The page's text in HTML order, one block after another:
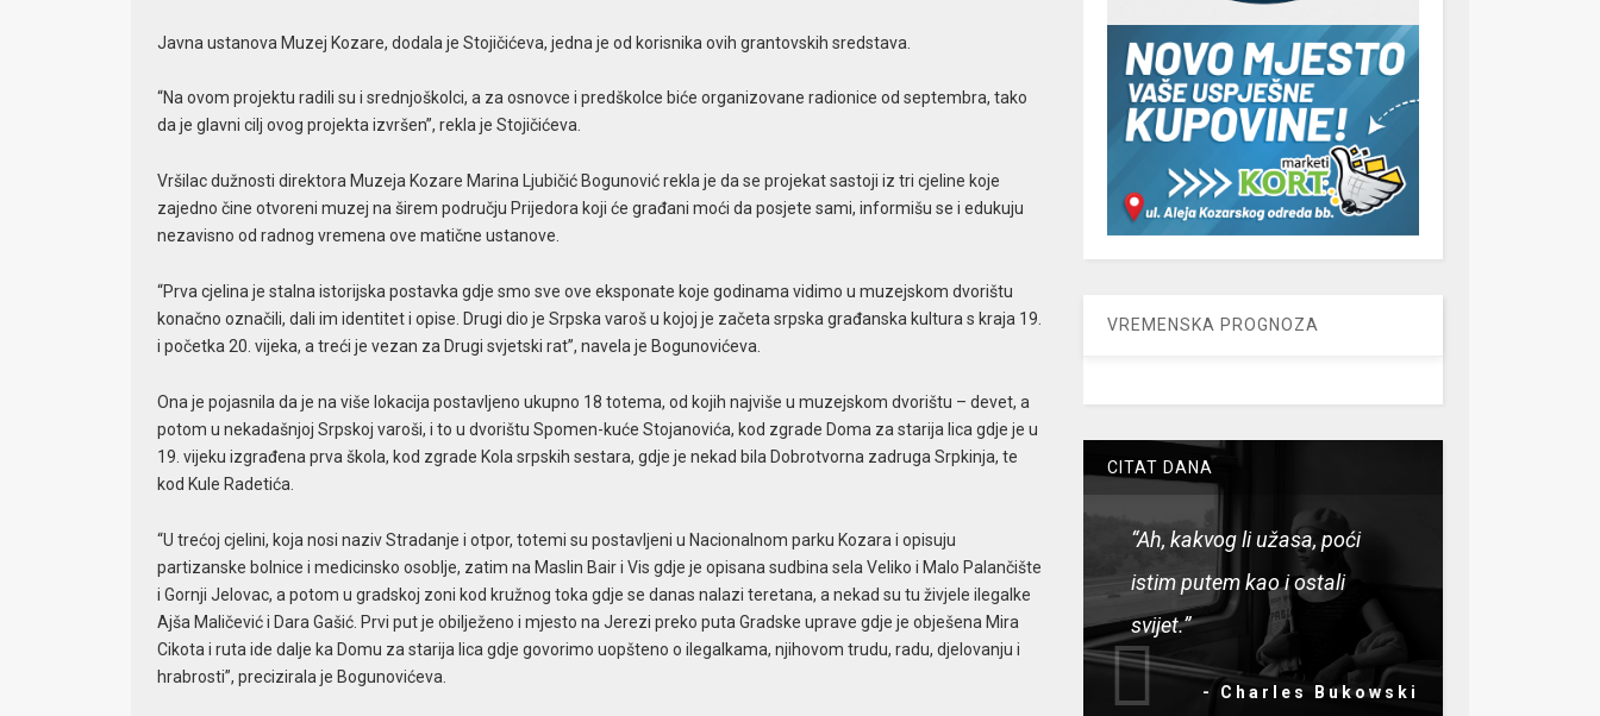
Javna ustanova Muzej Kozare, dodala je Stojičićeva, jedna je od korisnika ovih grantovskih sredstava.
“Na ovom projektu radili su i srednjoškolci, a za osnovce i predškolce biće organizovane radionice od septembra, tako
da je glavni cilj ovog projekta izvršen”, rekla je Stojičićeva.
Vršilac dužnosti direktora Muzeja Kozare Marina Ljubičić Bogunović rekla je da se projekat sastoji iz tri cjeline koje
zajedno čine otvoreni muzej na širem području Prijedora koji će građani moći da posjete sami, informišu se i edukuju
nezavisno od radnog vremena ove matične ustanove.
“Prva cjelina je stalna istorijska postavka gdje smo sve ove eksponate koje godinama vidimo u muzejskom dvorištu
konačno označili, dali im identitet i opise. Drugi dio je Srpska varoš u kojoj je začeta srpska građanska kultura s kraja 19.
i početka 20. vijeka, a treći je vezan za Drugi svjetski rat”, navela je Bogunovićeva.
Ona je pojasnila da je na više lokacija postavljeno ukupno 18 totema, od kojih najviše u muzejskom dvorištu – devet, a
potom u nekadašnjoj Srpskoj varoši, i to u dvorištu Spomen-kuće Stojanovića, kod zgrade Doma za starija lica gdje je u
19. vijeku izgrađena prva škola, kod zgrade Kola srpskih sestara, gdje je nekad bila Dobrotvorna zadruga Srpkinja, te
kod Kule Radetića.
“U trećoj cjelini, koja nosi naziv Stradanje i otpor, totemi su postavljeni u Nacionalnom parku Kozara i opisuju
partizanske bolnice i medicinsko osoblje, zatim na Maslin Bair i Vis gdje je opisana sudbina sela Veliko i Malo Palančište
i Gornji Jelovac, a potom u gradskoj zoni kod kružnog toka gdje se danas nalazi teretana, a nekad su tu živjele ilegalke
Ajša Maličević i Dara Gašić. Prvi put je obilježeno i mjesto na Jerezi preko puta Gradske uprave gdje je obješena Mira
Cikota i ruta ide dalje ka Domu za starija lica gdje govorimo uopšteno o ilegalkama, njihovom trudu, radu, djelovanju i
hrabrosti”, precizirala je Bogunovićeva.
VREMENSKA PROGNOZA
CITAT DANA
“Ah, kakvog li užasa, poći
istim putem kao i ostali
svijet.”
- Charles Bukowski